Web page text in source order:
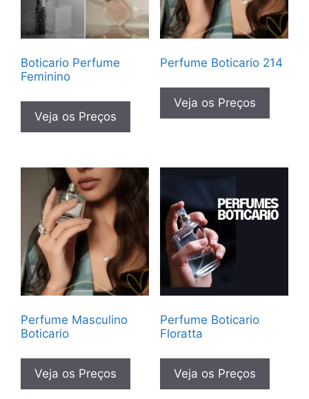
Boticario Perfume
Feminino
Veja os Preços
Perfume Boticario 214
Veja os Preços
Perfume Masculino
Boticario
Veja os Preços
Perfume Boticario
Floratta
Veja os Preços